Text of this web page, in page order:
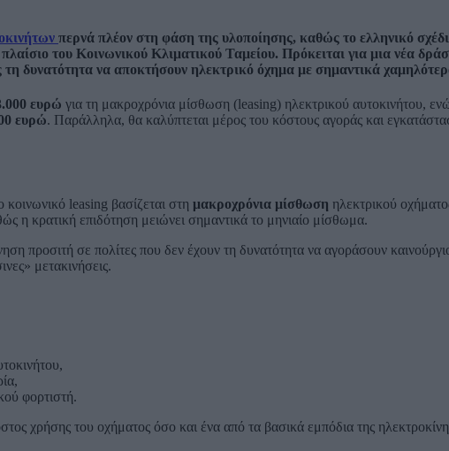
περνά πλέον στη φάση της υλοποίησης, καθώς το ελληνικό
του Κοινωνικού Κλιματικού Ταμείου. Πρόκειται για μια νέα
δυνατότητα να αποκτήσουν ηλεκτρικό όχημα με σημαντικά
ευρώ για τη μακροχρόνια μίσθωση (leasing) ηλεκτρικού αυτοκινήτου,
ευρώ. Παράλληλα, θα καλύπτεται μέρος του κόστους αγοράς και
leasing βασίζεται στη μακροχρόνια μίσθωση ηλεκτρικού
η κρατική επιδότηση μειώνει σημαντικά το μηνιαίο μίσθωμα.
προσιτή σε πολίτες που δεν έχουν τη δυνατότητα να αγοράσουν
μετακινήσεις.
φορτιστή.
χρήσης του οχήματος όσο και ένα από τα βασικά εμπόδια της